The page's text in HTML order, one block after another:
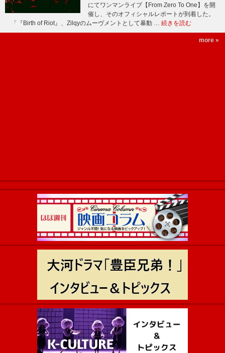
にてワンマンライブ【From Zero To One】を開
催し、そのオフィシャルレポートが到着した。
「『Birth of Riot』、Zilqyのムーヴメントとして暴動 … 続きを読む
more »